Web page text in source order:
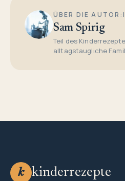
ÜBER DIE
Sam Spirig
Teil des
alltagstaugliche
k kinderrezepte